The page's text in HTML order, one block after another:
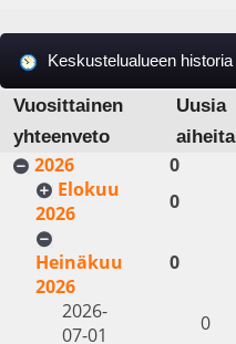
Keskustelualueen historia
Vuosittainen
yhteenveto
Uusia
aiheita
2026 0
Elokuu
2026
0
Heinäkuu
2026
0
2026-
07-01
0